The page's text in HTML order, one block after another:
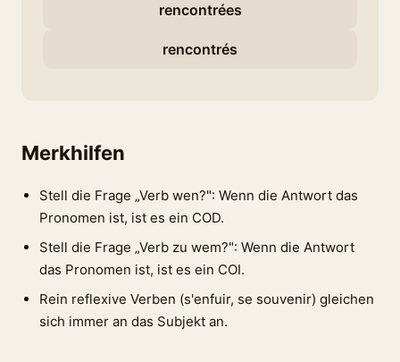
rencontrées
rencontrés
Merkhilfen
Stell die Frage „Verb wen?": Wenn die Antwort das
Pronomen ist, ist es ein COD.
Stell die Frage „Verb zu wem?": Wenn die Antwort
das Pronomen ist, ist es ein COI.
Rein reflexive Verben (s'enfuir, se souvenir) gleichen
sich immer an das Subjekt an.